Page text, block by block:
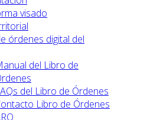
visado
órdenes digital del
del Libro de
del Libro de Órdenes
Libro de Órdenes